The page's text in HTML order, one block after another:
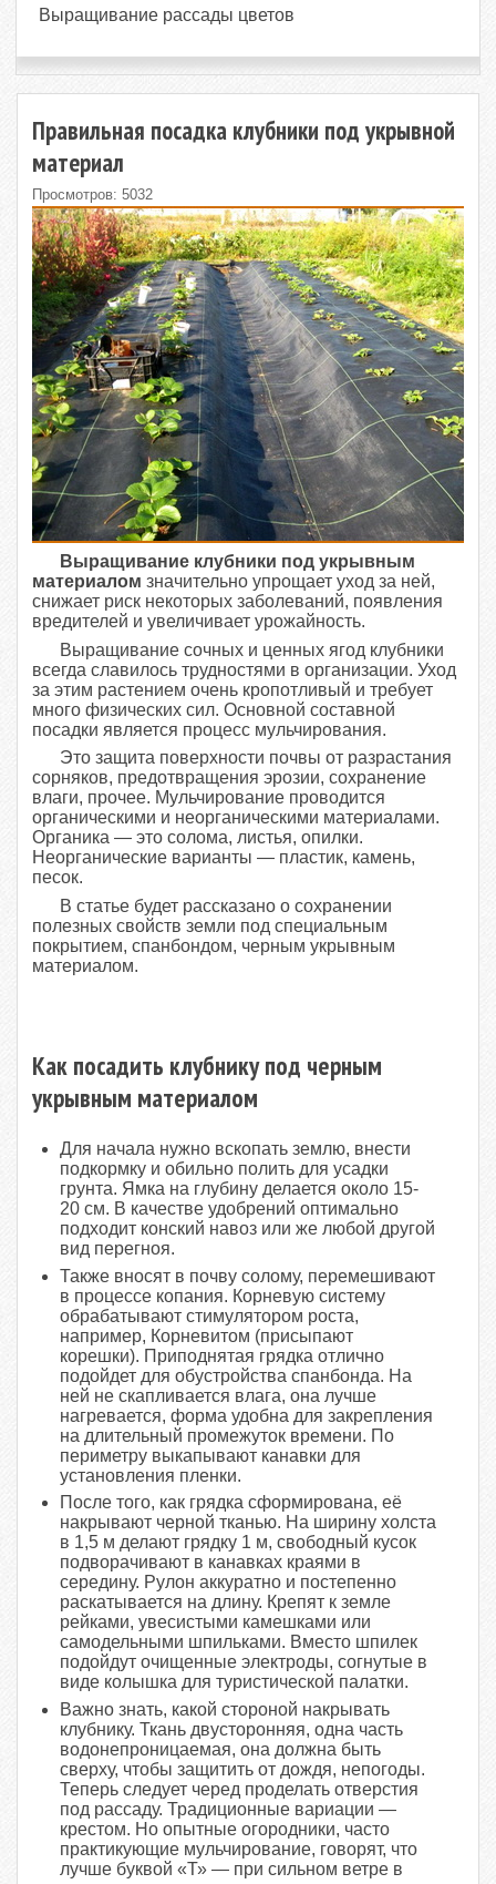
Выращивание рассады цветов
Правильная посадка клубники под укрывной
материал
Просмотров: 5032
Выращивание клубники под укрывным
материалом значительно упрощает уход за ней,
снижает риск некоторых заболеваний, появления
вредителей и увеличивает урожайность.
Выращивание сочных и ценных ягод клубники
всегда славилось трудностями в организации. Уход
за этим растением очень кропотливый и требует
много физических сил. Основной составной
посадки является процесс мульчирования.
Это защита поверхности почвы от разрастания
сорняков, предотвращения эрозии, сохранение
влаги, прочее. Мульчирование проводится
органическими и неорганическими материалами.
Органика — это солома, листья, опилки.
Неорганические варианты — пластик, камень,
песок.
В статье будет рассказано о сохранении
полезных свойств земли под специальным
покрытием, спанбондом, черным укрывным
материалом.
Как посадить клубнику под черным
укрывным материалом
Для начала нужно вскопать землю, внести
подкормку и обильно полить для усадки
грунта. Ямка на глубину делается около 15-
20 см. В качестве удобрений оптимально
подходит конский навоз или же любой другой
вид перегноя.
Также вносят в почву солому, перемешивают
в процессе копания. Корневую систему
обрабатывают стимулятором роста,
например, Корневитом (присыпают
корешки). Приподнятая грядка отлично
подойдет для обустройства спанбонда. На
ней не скапливается влага, она лучше
нагревается, форма удобна для закрепления
на длительный промежуток времени. По
периметру выкапывают канавки для
установления пленки.
После того, как грядка сформирована, её
накрывают черной тканью. На ширину холста
в 1,5 м делают грядку 1 м, свободный кусок
подворачивают в канавках краями в
середину. Рулон аккуратно и постепенно
раскатывается на длину. Крепят к земле
рейками, увесистыми камешками или
самодельными шпильками. Вместо шпилек
подойдут очищенные электроды, согнутые в
виде колышка для туристической палатки.
Важно знать, какой стороной накрывать
клубнику. Ткань двусторонняя, одна часть
водонепроницаемая, она должна быть
сверху, чтобы защитить от дождя, непогоды.
Теперь следует черед проделать отверстия
под рассаду. Традиционные вариации —
крестом. Но опытные огородники, часто
практикующие мульчирование, говорят, что
лучше буквой «Т» — при сильном ветре в